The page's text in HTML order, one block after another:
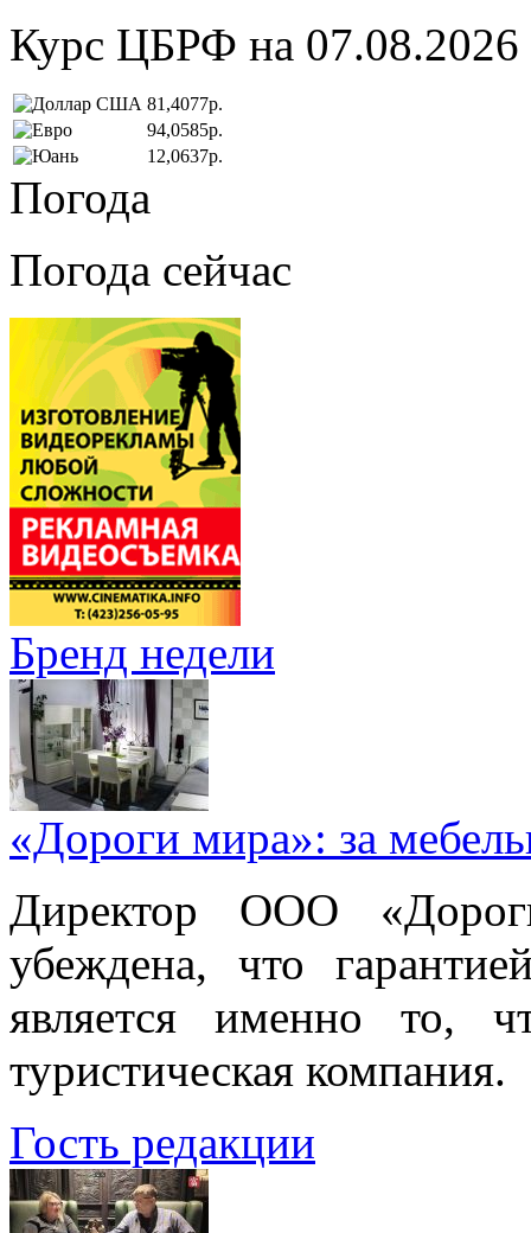
Курс ЦБРФ на 07.08.2026
81,4077р.
94,0585р.
12,0637р.
Погода
Погода сейчас
Бренд недели
«Дороги мира»: за
Директор ООО
убеждена, что
является именно то,
туристическая компания.
Гость редакции